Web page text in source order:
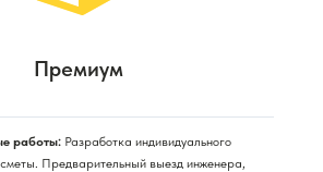
Премиум
работы: Разработка индивидуального
Предварительный выезд инженера,